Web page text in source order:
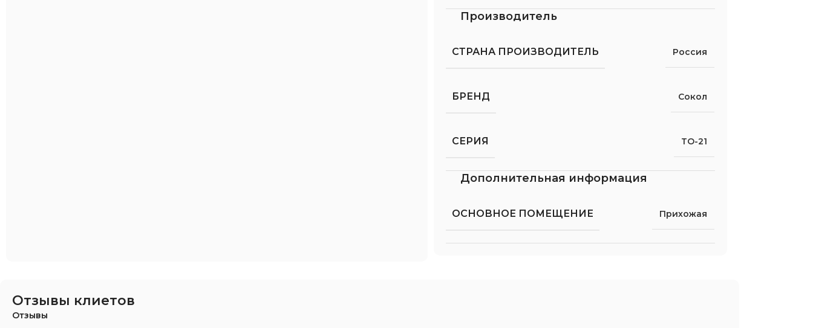
Производитель
СТРАНА ПРОИЗВОДИТЕЛЬ Россия
БРЕНД Сокол
СЕРИЯ ТО-21
Дополнительная информация
ОСНОВНОЕ ПОМЕЩЕНИЕ Прихожая
Отзывы клиетов
Отзывы